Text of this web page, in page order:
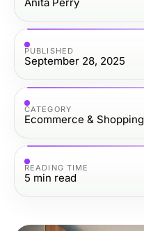
PUBLISHED
September 28, 2025
CATEGORY
Ecommerce & Shopping
READING TIME
5 min read